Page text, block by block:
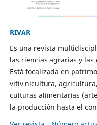
RIVAR
Es una revista
las ciencias agrarias y
Está focalizada en
vitivinicultura,
culturas alimentarias
la producción hasta el